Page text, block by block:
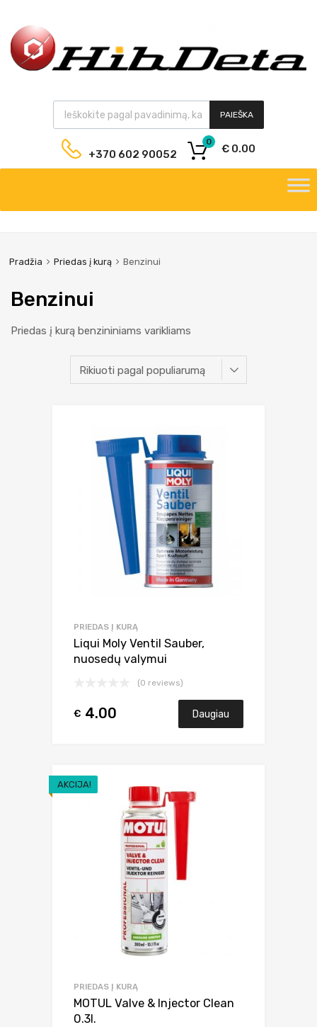
PAIEŠKA
+370 602 90052 € 0.00
0
Pradžia Priedas į kurą Benzinui
Benzinui
Priedas į kurą benzininiams varikliams
PRIEDAS Į KURĄ
Liqui Moly Ventil Sauber,
nuosedų valymui
(0 reviews)
€ 4.00 Daugiau
AKCIJA!
PRIEDAS Į KURĄ
MOTUL Valve & Injector Clean
0.3l.